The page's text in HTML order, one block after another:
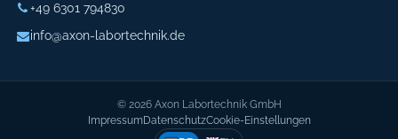
+49 6301 794830
info@axon-labortechnik.de
© 2026 Axon Labortechnik GmbH
ImpressumDatenschutzCookie-Einstellungen